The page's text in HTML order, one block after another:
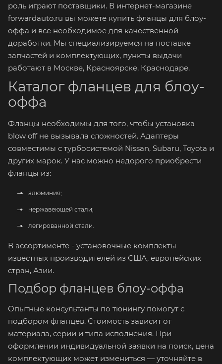
роль играют поставщики. В интернет-магазине
forwardauto.ru вы можете купить фланцы для блоу-
оффа и все необходимое для качественной
доработки. Мы специализируемся на поставке
запчастей и комплектующих, пункты выдачи
работают в Москве, Красноярске, Краснодаре.
Каталог фланцев для блоу-
оффа
Фланцы необходимы для того, чтобы установка
blow off не вызывала сложностей. Адаптеры
совместимы с турбосистемой Nissan, Subaru, Toyota и
других марок. У нас можно недорого приобрести
фланцы из:
алюминия;
нержавеющей стали;
легированной стали.
В ассортименте - установочные комплекты
известных производителей из США, европейских
стран, Азии.
Подбор фланцев блоу-оффа
Опытные консультанты по тюнингу помогут с
подбором фланцев. Стоимость зависит от
материала, серии и типа исполнения. При
оформлении индивидуальной заявки на поиск, цена
комплектующих может измениться — уточняйте в